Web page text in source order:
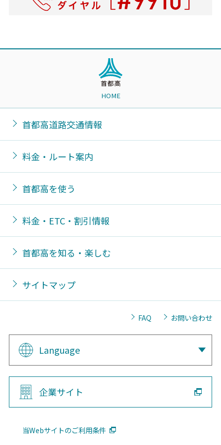
HOME
首都高道路交通情報
料金・ルート案内
首都高を使う
料金・ETC・割引情報
首都高を知る・楽しむ
サイトマップ
FAQ お問い合わせ
Language
企業サイト
当Webサイトのご利用条件